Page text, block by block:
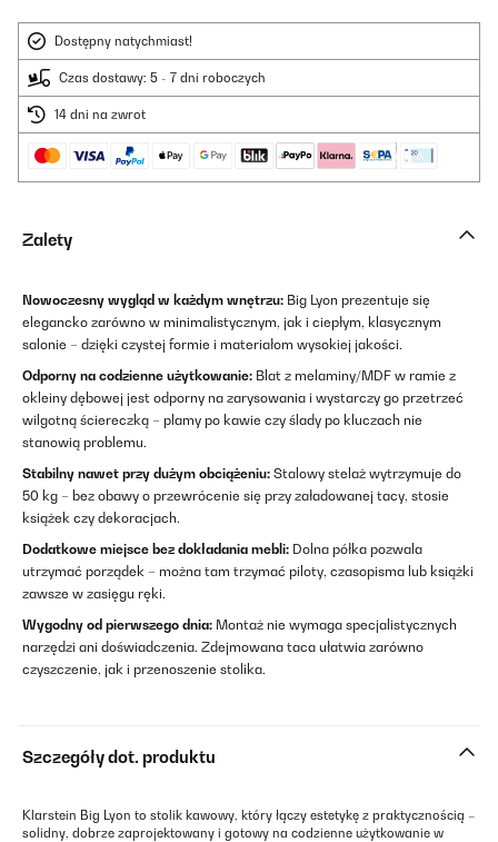
Dostępny natychmiast!
Czas dostawy: 5 - 7 dni roboczych
14 dni na zwrot
Zalety
Nowoczesny wygląd w każdym wnętrzu: Big Lyon prezentuje się
elegancko zarówno w minimalistycznym, jak i ciepłym, klasycznym
salonie – dzięki czystej formie i materiałom wysokiej jakości.
Odporny na codzienne użytkowanie: Blat z melaminy/MDF w ramie z
okleiny dębowej jest odporny na zarysowania i wystarczy go przetrzeć
wilgotną ściereczką – plamy po kawie czy ślady po kluczach nie
stanowią problemu.
Stabilny nawet przy dużym obciążeniu: Stalowy stelaż wytrzymuje do
50 kg – bez obawy o przewrócenie się przy załadowanej tacy, stosie
książek czy dekoracjach.
Dodatkowe miejsce bez dokładania mebli: Dolna półka pozwala
utrzymać porządek – można tam trzymać piloty, czasopisma lub książki
zawsze w zasięgu ręki.
Wygodny od pierwszego dnia: Montaż nie wymaga specjalistycznych
narzędzi ani doświadczenia. Zdejmowana taca ułatwia zarówno
czyszczenie, jak i przenoszenie stolika.
Szczegóły dot. produktu
Klarstein Big Lyon to stolik kawowy, który łączy estetykę z praktycznością –
solidny, dobrze zaprojektowany i gotowy na codzienne użytkowanie w